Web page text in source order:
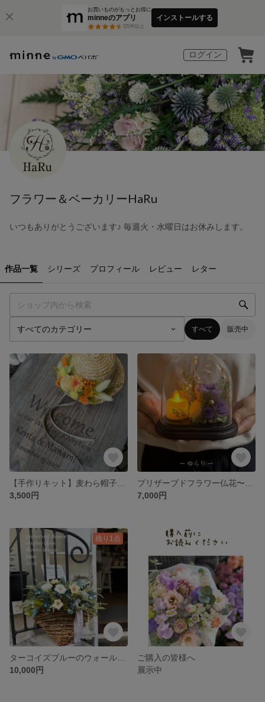
お買いものがもっとお得に
minneのアプリ
3万件以上
インストールする
ログイン
フラワー＆ベーカリーHaRu
いつもありがとうございます♪ 毎週火・水曜日はお休みします。
作品一覧 シリーズ プロフィール レビュー レター
すべて 販売中
3,500円
7,000円
残り1点
10,000円
ご購入の皆様へ
展示中